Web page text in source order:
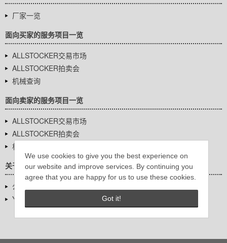
We use cookies to give you the best experience on
our website and improve services. By continuing you
agree that you are happy for us to use these cookies.
Got it!
厂家一览
面向买家的服务项目一览
ALLSTOCKER交易市场
ALLSTOCKER拍卖会
机械查询
面向卖家的服务项目一览
ALLSTOCKER交易市场
ALLSTOCKER拍卖会
机械查询
关于我们
公司基本信息
YUTAKA Inc.